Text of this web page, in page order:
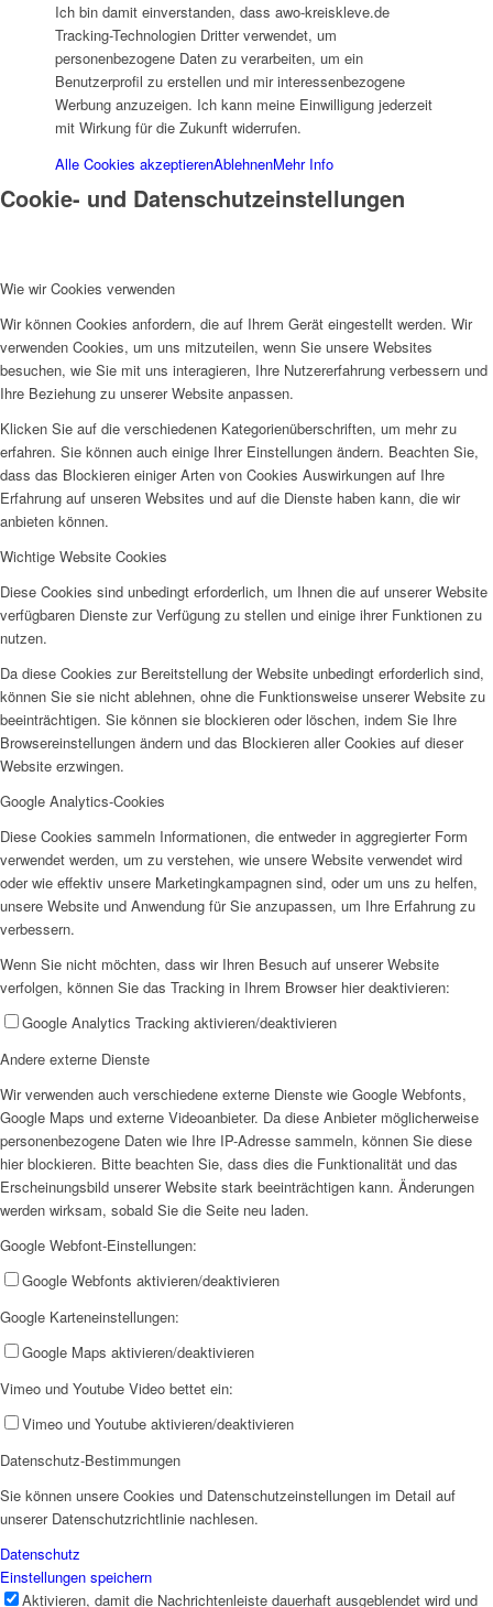
UFH
Erziehungsbeistand
PKD
EFUS jetzt auch mobil: Der Bus tourt durch den Kreis
– die Termine
Kinderschutz
Ich bin damit einverstanden, dass awo-kreiskleve.de
Tracking-Technologien Dritter verwendet, um
personenbezogene Daten zu verarbeiten, um ein
Benutzerprofil zu erstellen und mir interessenbezogene
Werbung anzuzeigen. Ich kann meine Einwilligung jederzeit
mit Wirkung für die Zukunft widerrufen.
Alle Cookies akzeptierenAblehnenMehr Info
Cookie- und Datenschutzeinstellungen
Wie wir Cookies verwenden
Wir können Cookies anfordern, die auf Ihrem Gerät eingestellt werden. Wir
verwenden Cookies, um uns mitzuteilen, wenn Sie unsere Websites
besuchen, wie Sie mit uns interagieren, Ihre Nutzererfahrung verbessern und
Ihre Beziehung zu unserer Website anpassen.
Klicken Sie auf die verschiedenen Kategorienüberschriften, um mehr zu
erfahren. Sie können auch einige Ihrer Einstellungen ändern. Beachten Sie,
dass das Blockieren einiger Arten von Cookies Auswirkungen auf Ihre
Erfahrung auf unseren Websites und auf die Dienste haben kann, die wir
anbieten können.
Wichtige Website Cookies
Diese Cookies sind unbedingt erforderlich, um Ihnen die auf unserer Website
verfügbaren Dienste zur Verfügung zu stellen und einige ihrer Funktionen zu
nutzen.
Da diese Cookies zur Bereitstellung der Website unbedingt erforderlich sind,
können Sie sie nicht ablehnen, ohne die Funktionsweise unserer Website zu
beeinträchtigen. Sie können sie blockieren oder löschen, indem Sie Ihre
Browsereinstellungen ändern und das Blockieren aller Cookies auf dieser
Website erzwingen.
Google Analytics-Cookies
Diese Cookies sammeln Informationen, die entweder in aggregierter Form
verwendet werden, um zu verstehen, wie unsere Website verwendet wird
oder wie effektiv unsere Marketingkampagnen sind, oder um uns zu helfen,
unsere Website und Anwendung für Sie anzupassen, um Ihre Erfahrung zu
verbessern.
Wenn Sie nicht möchten, dass wir Ihren Besuch auf unserer Website
verfolgen, können Sie das Tracking in Ihrem Browser hier deaktivieren:
Google Analytics Tracking aktivieren/deaktivieren
Andere externe Dienste
Wir verwenden auch verschiedene externe Dienste wie Google Webfonts,
Google Maps und externe Videoanbieter. Da diese Anbieter möglicherweise
personenbezogene Daten wie Ihre IP-Adresse sammeln, können Sie diese
hier blockieren. Bitte beachten Sie, dass dies die Funktionalität und das
Erscheinungsbild unserer Website stark beeinträchtigen kann. Änderungen
werden wirksam, sobald Sie die Seite neu laden.
Google Webfont-Einstellungen:
Google Webfonts aktivieren/deaktivieren
Google Karteneinstellungen:
Google Maps aktivieren/deaktivieren
Vimeo und Youtube Video bettet ein:
Vimeo und Youtube aktivieren/deaktivieren
Datenschutz-Bestimmungen
Sie können unsere Cookies und Datenschutzeinstellungen im Detail auf
unserer Datenschutzrichtlinie nachlesen.
Datenschutz
Einstellungen speichern
Aktivieren, damit die Nachrichtenleiste dauerhaft ausgeblendet wird und